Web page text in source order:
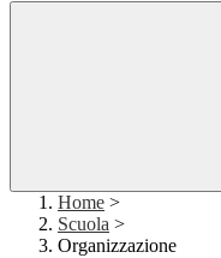
Home >
Scuola >
Organizzazione